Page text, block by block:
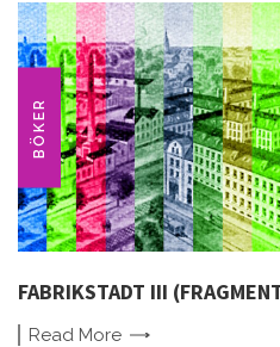
BÖKER
FABRIKSTADT III
Read More